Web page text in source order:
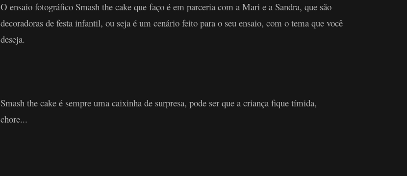
O ensaio fotográfico Smash the cake que faço é em parceria com a Mari e a Sandra, que são
decoradoras de festa infantil, ou seja é um cenário feito para o seu ensaio, com o tema que você
deseja.
Smash the cake é sempre uma caixinha de surpresa, pode ser que a criança fique tímida,
chore...